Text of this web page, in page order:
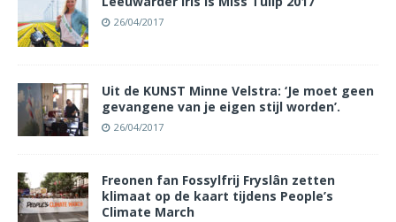
26/04/2017
Uit de KUNST Minne Velstra: ‘Je moet geen
gevangene van je eigen stijl worden’.
26/04/2017
Freonen fan Fossylfrij Fryslân zetten
klimaat op de kaart tijdens People’s
Climate March